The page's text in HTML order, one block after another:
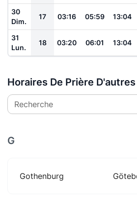
30
Dim.
17 03:16 05:59 13:04
31
Lun.
18 03:20 06:01 13:04
Horaires De Prière
Recherche
G
Gothenburg